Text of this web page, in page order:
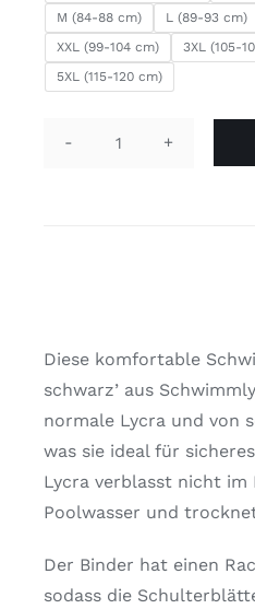
M (84-88 cm)
L (89-93 cm)
XXL (99-104 cm)
3XL (105-
5XL (115-120 cm)
Schwimmbinder
Diese komfortable
schwarz’ aus
normale Lycra und von
was sie ideal für
Lycra verblasst nicht im
Poolwasser und
Der Binder hat einen
sodass die